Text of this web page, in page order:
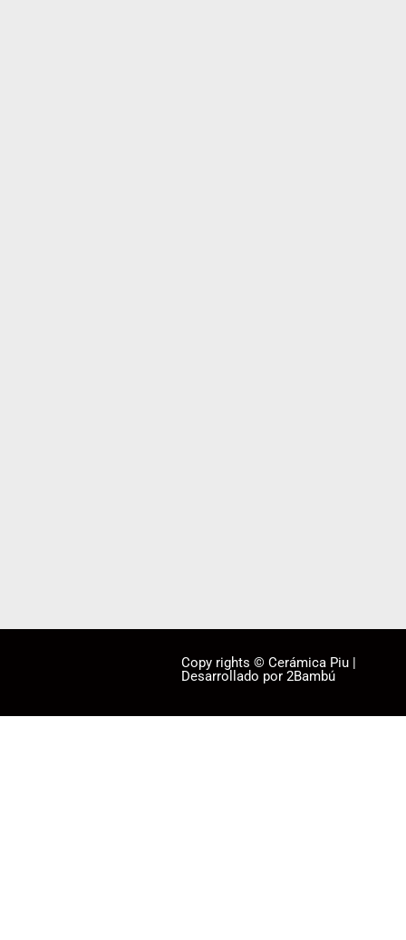
Copy rights © Cerámica Piu |
Desarrollado por 2Bambú